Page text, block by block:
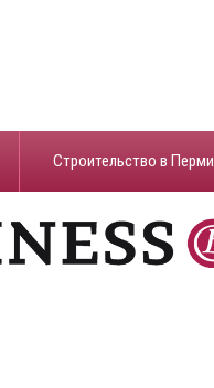
Строительство в Перми